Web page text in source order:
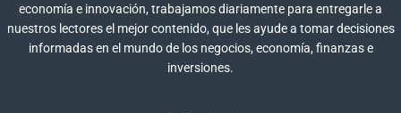
economía e innovación, trabajamos diariamente para entregarle a
nuestros lectores el mejor contenido, que les ayude a tomar decisiones
informadas en el mundo de los negocios, economía, finanzas e
inversiones.